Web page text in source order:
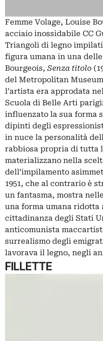
Femme Volage, Louise
acciaio inossidabile CC
Triangoli di legno
figura umana in una
Bourgeois, Senza titolo
del Metropolitan
l’artista era approdata
Scuola di Belle Arti
influenzato la sua forma
dipinti degli
in nuce la personalità
rabbiosa propria di tutta
materializzano nella
dell’impilamento
1951, che al contrario è
un fantasma, mostra
una forma umana ridotta
cittadinanza degli Stati
anticomunista
surrealismo degli
lavorava il legno, negli
FILLETTE